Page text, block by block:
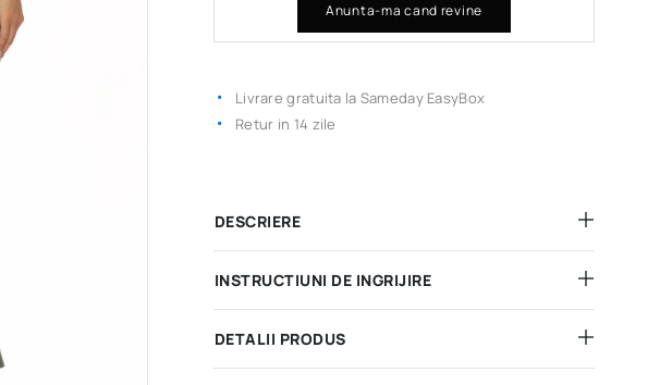
Anunta-ma cand revine
Livrare gratuita la Sameday EasyBox
Retur in 14 zile
DESCRIERE
INSTRUCTIUNI DE INGRIJIRE
DETALII PRODUS